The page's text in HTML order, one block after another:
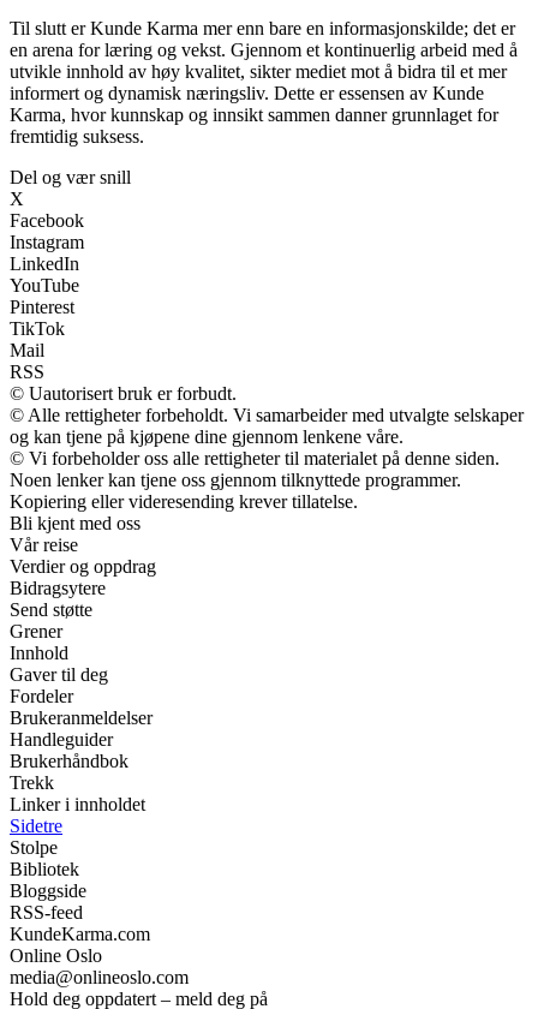
Til slutt er Kunde Karma mer enn bare en informasjonskilde; det er
en arena for læring og vekst. Gjennom et kontinuerlig arbeid med å
utvikle innhold av høy kvalitet, sikter mediet mot å bidra til et mer
informert og dynamisk næringsliv. Dette er essensen av Kunde
Karma, hvor kunnskap og innsikt sammen danner grunnlaget for
fremtidig suksess.
Del og vær snill
X
Facebook
Instagram
LinkedIn
YouTube
Pinterest
TikTok
Mail
RSS
© Uautorisert bruk er forbudt.
© Alle rettigheter forbeholdt. Vi samarbeider med utvalgte selskaper
og kan tjene på kjøpene dine gjennom lenkene våre.
© Vi forbeholder oss alle rettigheter til materialet på denne siden.
Noen lenker kan tjene oss gjennom tilknyttede programmer.
Kopiering eller videresending krever tillatelse.
Bli kjent med oss
Vår reise
Verdier og oppdrag
Bidragsytere
Send støtte
Grener
Innhold
Gaver til deg
Fordeler
Brukeranmeldelser
Handleguider
Brukerhåndbok
Trekk
Linker i innholdet
Sidetre
Stolpe
Bibliotek
Bloggside
RSS-feed
KundeKarma.com
Online Oslo
media@onlineoslo.com
Hold deg oppdatert – meld deg på